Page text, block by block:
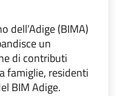
dell’Adige (BIMA)
un
di contributi
famiglie, residenti
BIM Adige.